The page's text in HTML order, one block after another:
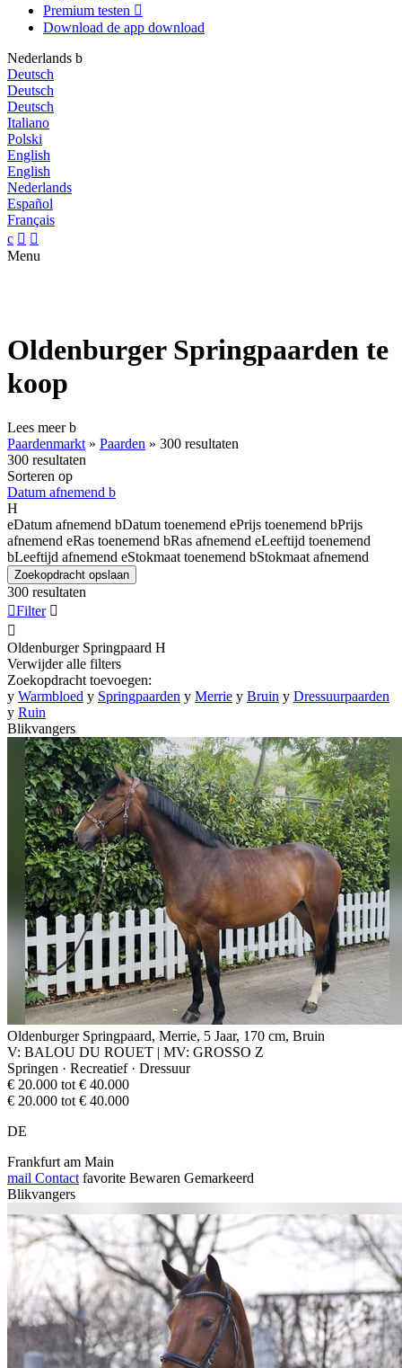
Premium testen 
Download de app download
Nederlands b
Deutsch
Deutsch
Deutsch
Italiano
Polski
English
English
Nederlands
Español
Français
c  
Menu
Oldenburger Springpaarden te
koop
Lees meerb
Paardenmarkt » Paarden » 300 resultaten
300 resultaten
Sorteren op
Datum afnemend b
H
eDatum afnemend bDatum toenemend ePrijs toenemend bPrijs
afnemend eRas toenemend bRas afnemend eLeeftijd toenemend
bLeeftijd afnemend eStokmaat toenemend bStokmaat afnemend
Zoekopdracht opslaan
300 resultaten
Filter 

Oldenburger Springpaard H
Verwijder alle filters
Zoekopdracht toevoegen:
y Warmbloed y Springpaarden y Merrie y Bruin y Dressuurpaarden
y Ruin
Blikvangers
Oldenburger Springpaard, Merrie, 5 Jaar, 170 cm, Bruin
V: BALOU DU ROUET | MV: GROSSO Z
Springen · Recreatief · Dressuur
€ 20.000 tot € 40.000
€ 20.000 tot € 40.000
DE
Frankfurt am Main
mail Contact favorite Bewaren Gemarkeerd
Blikvangers